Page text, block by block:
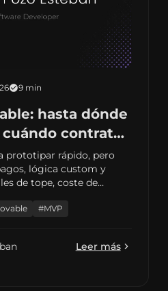
9 min
hasta dónde
contratar
prototipar rápido, pero
lógica custom y
de tope, coste de
#MVP
Leer más